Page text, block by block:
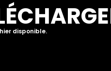
disponible.